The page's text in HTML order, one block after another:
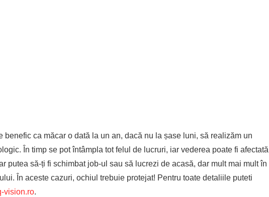
benefic ca măcar o dată la un an, dacă nu la șase luni, să realizăm un
În timp se pot întâmpla tot felul de lucruri, iar vederea poate fi afectată
putea să-ți fi schimbat job-ul sau să lucrezi de acasă, dar mult mai mult în
În aceste cazuri, ochiul trebuie protejat! Pentru toate detaliile puteti
vision.ro.